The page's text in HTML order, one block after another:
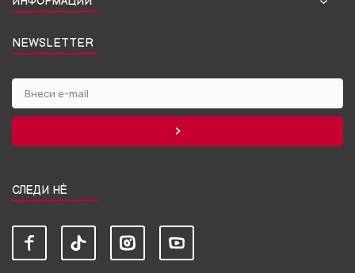
NEWSLETTER
СЛЕДИ НЀ